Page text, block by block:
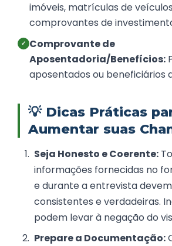
imóveis, matrículas de
comprovantes de
✓ Comprovante de
Aposentadoria/Benefícios:
aposentados ou beneficiários
💡 Dicas Práticas
Aumentar suas
Seja Honesto e Coerente:
informações fornecidas no
e durante a entrevista
consistentes e verdadeiras.
podem levar à negação do
Prepare a Documentação: